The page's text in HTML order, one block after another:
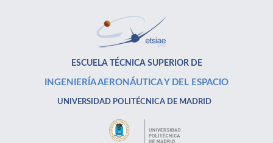
ESCUELA TÉCNICA SUPERIOR DE
INGENIERÍA AERONÁUTICA Y DEL ESPACIO
UNIVERSIDAD POLITÉCNICA DE MADRID